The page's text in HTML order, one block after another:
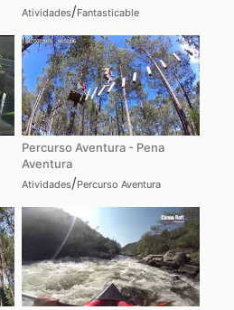
Atividades/Fantasticable
Percurso Aventura - Pena
Aventura
Atividades/Percurso Aventura